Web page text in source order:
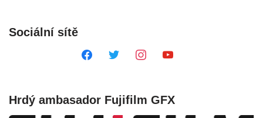
Sociální sítě
Hrdý ambasador Fujifilm GFX